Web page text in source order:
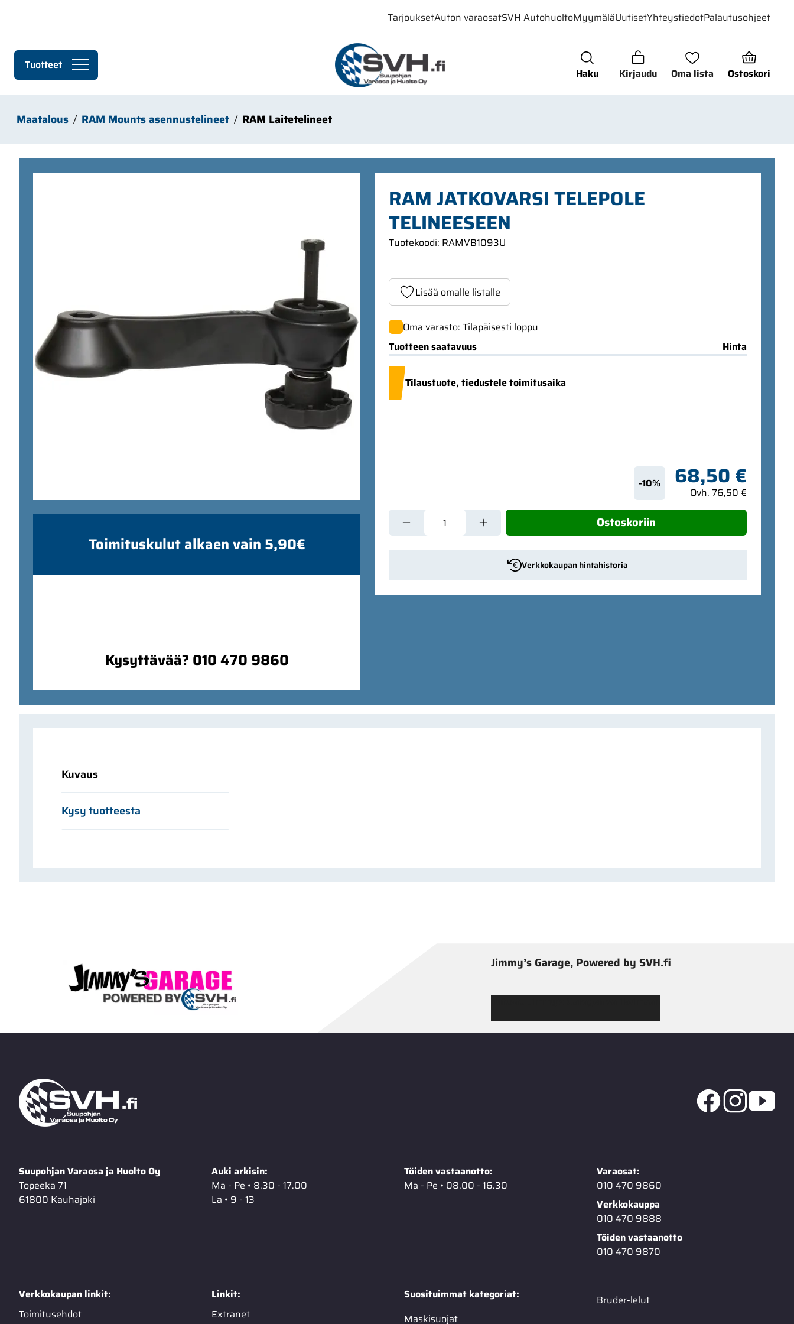
Haku Kirjaudu Oma lista Ostoskori
Tuotteet
TarjouksetAuton varaosatSVH AutohuoltoMyymäläUutisetYhteystiedotPalautusohjeet
Maatalous RAM Mounts asennustelineet RAM Laitetelineet
RAM JATKOVARSI TELEPOLE
TELINEESEEN
Ohita kuvat
Tuotekoodi: RAMVB1093U
Lisää omalle listalle
Oma varasto: Tilapäisesti loppu
Tuotteen saatavuus
Hinta
Tilaustuote,tiedustele toimitusaika
-10% 68,50 €
Ovh. 76,50 €
Ostoskoriin
Verkkokaupan hintahistoria
Toimituskulut alkaen vain 5,90€
Kysyttävää? 010 470 9860
Kuvaus
Kysy tuotteesta
Jimmy’s Garage, Powered by SVH.fi
Suupohjan Varaosa ja Huolto Oy
Topeeka 71
61800 Kauhajoki
Auki arkisin:
Ma - Pe • 8.30 - 17.00
La • 9 - 13
Töiden vastaanotto:
Ma - Pe • 08.00 - 16.30
Varaosat:
010 470 9860
Verkkokauppa
010 470 9888
Töiden vastaanotto
010 470 9870
Verkkokaupan linkit:
Toimitusehdot
Linkit:
Extranet
Suosituimmat kategoriat:
Maskisuojat
Bruder-lelut